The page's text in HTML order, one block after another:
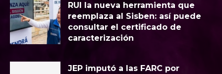
RUI la nueva herramienta que
reemplaza al Sisben: así puede
consultar el certificado de
caracterización
JEP imputó a las FARC por